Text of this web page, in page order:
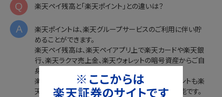
Q 楽天ペイ残高と「楽天ポイント」との違いは？
A
楽天ポイントは、楽天グループサービスのご利用に伴い貯
めることができます。
楽天ペイ残高は、楽天ペイアプリ上で楽天カードや楽天銀
行、楽天ラクマ売上金、楽天ウォレットの暗号資産からご自
身でチャージしていただくことができます。
楽天ポイントが使えるサービスにおいて、楽天ポイントも楽
天ペイ残高もほぼ同様にご利用いただくことが可能です。